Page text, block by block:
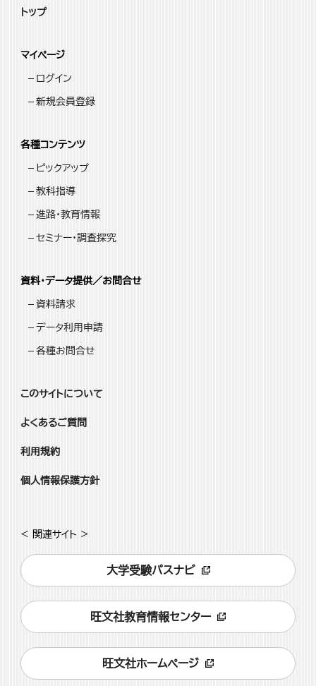
トップ
マイページ
ログイン
新規会員登録
各種コンテンツ
ピックアップ
教科指導
進路・教育情報
セミナー・調査探究
資料・データ提供／お問合せ
資料請求
データ利用申請
各種お問合せ
このサイトについて
よくあるご質問
利用規約
個人情報保護方針
< 関連サイト >
大学受験パスナビ
旺文社教育情報センター
旺文社ホームページ